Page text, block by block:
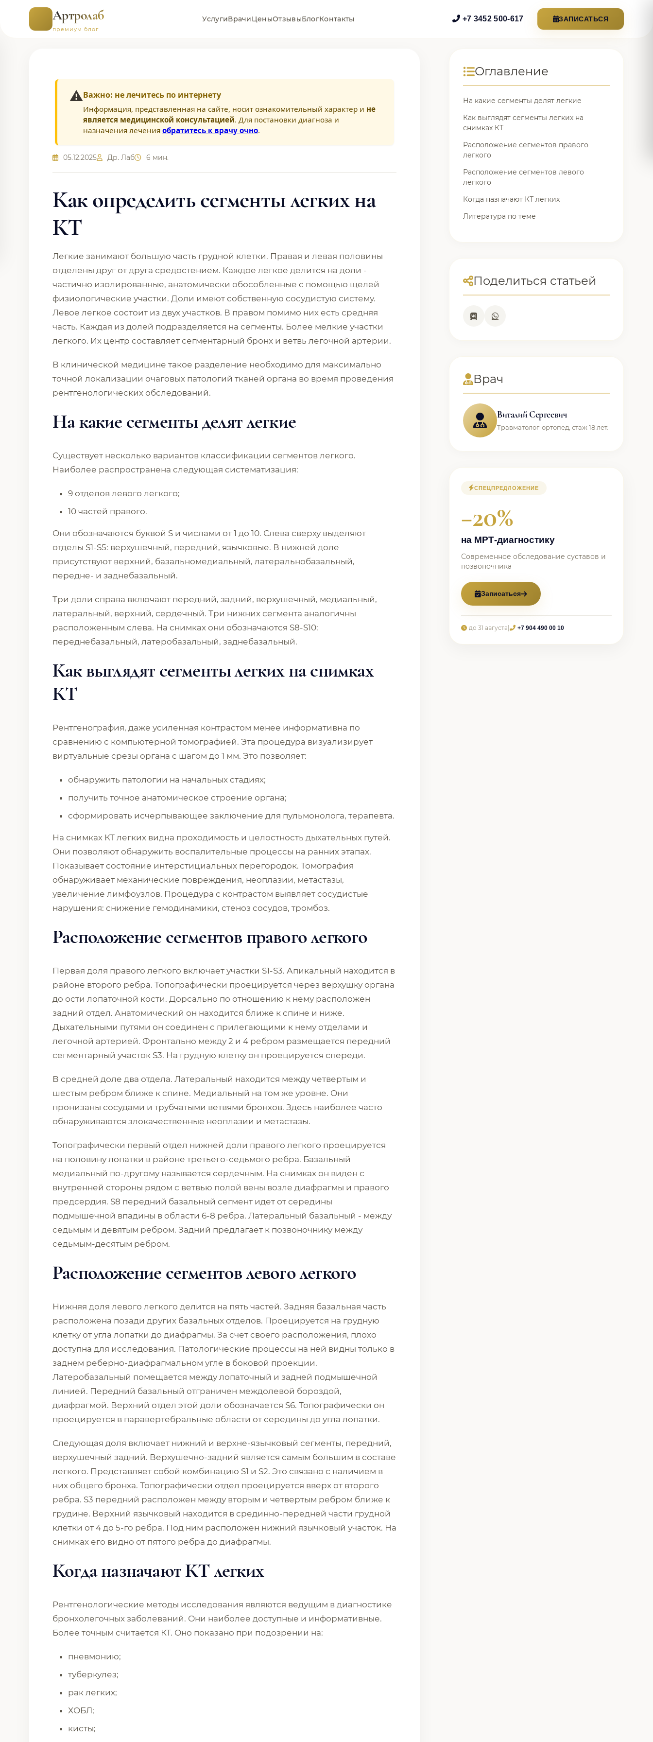
Артролаб
премиум блог
УслугиВрачиЦеныОтзывыБлогКонтакты +7 3452 500-617 ЗАПИСАТЬСЯ
⚠️Важно: не лечитесь по интернету
Информация, представленная на сайте, носит ознакомительный характер и не
является медицинской консультацией. Для постановки диагноза и
назначения лечения обратитесь к врачу очно.
05.12.2025 Др. Лаб 6 мин.
Как определить сегменты легких на
КТ
Легкие занимают большую часть грудной клетки. Правая и левая половины
отделены друг от друга средостением. Каждое легкое делится на доли -
частично изолированные, анатомически обособленные с помощью щелей
физиологические участки. Доли имеют собственную сосудистую систему.
Левое легкое состоит из двух участков. В правом помимо них есть средняя
часть. Каждая из долей подразделяется на сегменты. Более мелкие участки
легкого. Их центр составляет сегментарный бронх и ветвь легочной артерии.
В клинической медицине такое разделение необходимо для максимально
точной локализации очаговых патологий тканей органа во время проведения
рентгенологических обследований.
На какие сегменты делят легкие
Существует несколько вариантов классификации сегментов легкого.
Наиболее распространена следующая систематизация:
9 отделов левого легкого;
10 частей правого.
Они обозначаются буквой S и числами от 1 до 10. Слева сверху выделяют
отделы S1-S5: верхушечный, передний, язычковые. В нижней доле
присутствуют верхний, базальномедиальный, латеральнобазальный,
передне- и заднебазальный.
Три доли справа включают передний, задний, верхушечный, медиальный,
латеральный, верхний, сердечный. Три нижних сегмента аналогичны
расположенным слева. На снимках они обозначаются S8-S10:
переднебазальный, латеробазальный, заднебазальный.
Как выглядят сегменты легких на снимках
КТ
Рентгенография, даже усиленная контрастом менее информативна по
сравнению с компьютерной томографией. Эта процедура визуализирует
виртуальные срезы органа с шагом до 1 мм. Это позволяет:
обнаружить патологии на начальных стадиях;
получить точное анатомическое строение органа;
сформировать исчерпывающее заключение для пульмонолога, терапевта.
На снимках КТ легких видна проходимость и целостность дыхательных путей.
Они позволяют обнаружить воспалительные процессы на ранних этапах.
Показывает состояние интерстициальных перегородок. Томография
обнаруживает механические повреждения, неоплазии, метастазы,
увеличение лимфоузлов. Процедура с контрастом выявляет сосудистые
нарушения: снижение гемодинамики, стеноз сосудов, тромбоз.
Расположение сегментов правого легкого
Первая доля правого легкого включает участки S1-S3. Апикальный находится в
районе второго ребра. Топографически проецируется через верхушку органа
до ости лопаточной кости. Дорсально по отношению к нему расположен
задний отдел. Анатомический он находится ближе к спине и ниже.
Дыхательными путями он соединен с прилегающими к нему отделами и
легочной артерией. Фронтально между 2 и 4 ребром размещается передний
сегментарный участок S3. На грудную клетку он проецируется спереди.
В средней доле два отдела. Латеральный находится между четвертым и
шестым ребром ближе к спине. Медиальный на том же уровне. Они
пронизаны сосудами и трубчатыми ветвями бронхов. Здесь наиболее часто
обнаруживаются злокачественные неоплазии и метастазы.
Топографически первый отдел нижней доли правого легкого проецируется
на половину лопатки в районе третьего-седьмого ребра. Базальный
медиальный по-другому называется сердечным. На снимках он виден с
внутренней стороны рядом с ветвью полой вены возле диафрагмы и правого
предсердия. S8 передний базальный сегмент идет от середины
подмышечной впадины в области 6-8 ребра. Латеральный базальный - между
седьмым и девятым ребром. Задний предлагает к позвоночнику между
седьмым-десятым ребром.
Расположение сегментов левого легкого
Нижняя доля левого легкого делится на пять частей. Задняя базальная часть
расположена позади других базальных отделов. Проецируется на грудную
клетку от угла лопатки до диафрагмы. За счет своего расположения, плохо
доступна для исследования. Патологические процессы на ней видны только в
заднем реберно-диафрагмальном угле в боковой проекции.
Латеробазальный помещается между лопаточный и задней подмышечной
линией. Передний базальный отграничен междолевой бороздой,
диафрагмой. Верхний отдел этой доли обозначается S6. Топографически он
проецируется в паравертебральные области от середины до угла лопатки.
Следующая доля включает нижний и верхне-язычковый сегменты, передний,
верхушечный задний. Верхушечно-задний является самым большим в составе
легкого. Представляет собой комбинацию S1 и S2. Это связано с наличием в
них общего бронха. Топографически отдел проецируется вверх от второго
ребра. S3 передний расположен между вторым и четвертым ребром ближе к
грудине. Верхний язычковый находится в срединно-передней части грудной
клетки от 4 до 5-го ребра. Под ним расположен нижний язычковый участок. На
снимках его видно от пятого ребра до диафрагмы.
Когда назначают КТ легких
Рентгенологические методы исследования являются ведущим в диагностике
бронхолегочных заболеваний. Они наиболее доступные и информативные.
Более точным считается КТ. Оно показано при подозрении на:
пневмонию;
туберкулез;
рак легких;
ХОБЛ;
кисты;
Оглавление
На какие сегменты делят легкие
Как выглядят сегменты легких на
снимках КТ
Расположение сегментов правого
легкого
Расположение сегментов левого
легкого
Когда назначают КТ легких
Литература по теме
Поделиться статьей
Врач
Виталий Сергеевич
Травматолог-ортопед, стаж 18 лет.
СПЕЦПРЕДЛОЖЕНИЕ
−20%
на МРТ-диагностику
Современное обследование суставов и
позвоночника
Записаться
до 31 августа +7 904 490 00 10